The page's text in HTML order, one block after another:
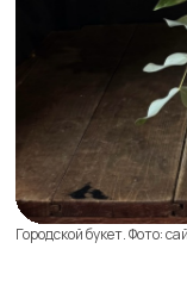
ЩУКА, где купить?